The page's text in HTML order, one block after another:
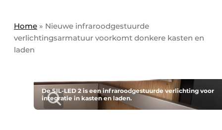
Direct contact
Evenement aanmelden
Meest gelezen
Nieuwsbrief
Home » Nieuwe infraroodgestuurde
verlichtingsarmatuur voorkomt donkere kasten en
laden
De SIL-LED 2 is een infraroodgestuurde verlichting voor
integratie in kasten en laden.